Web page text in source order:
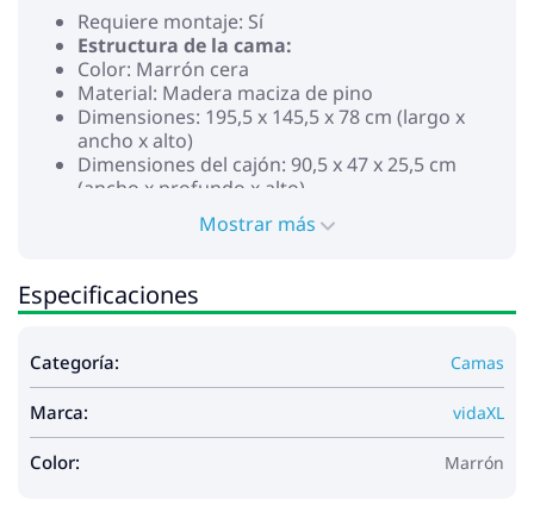
Requiere montaje: Sí
Estructura de la cama:
Color: Marrón cera
Material: Madera maciza de pino
Dimensiones: 195,5 x 145,5 x 78 cm (largo x
ancho x alto)
Dimensiones del cajón: 90,5 x 47 x 25,5 cm
(ancho x profundo x alto)
Color: Blanco y gris claro
Material de relleno: Muelles ensacados,
espuma
Dimensiones: 140 x 190 x 20 cm (ancho x largo
x alto)
La entrega contiene:
1 x Colchón
Mostrar más
Especificaciones
Categoría: Camas
Marca: vidaXL
Color: Marrón